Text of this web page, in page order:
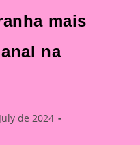
mais
na
de 2024